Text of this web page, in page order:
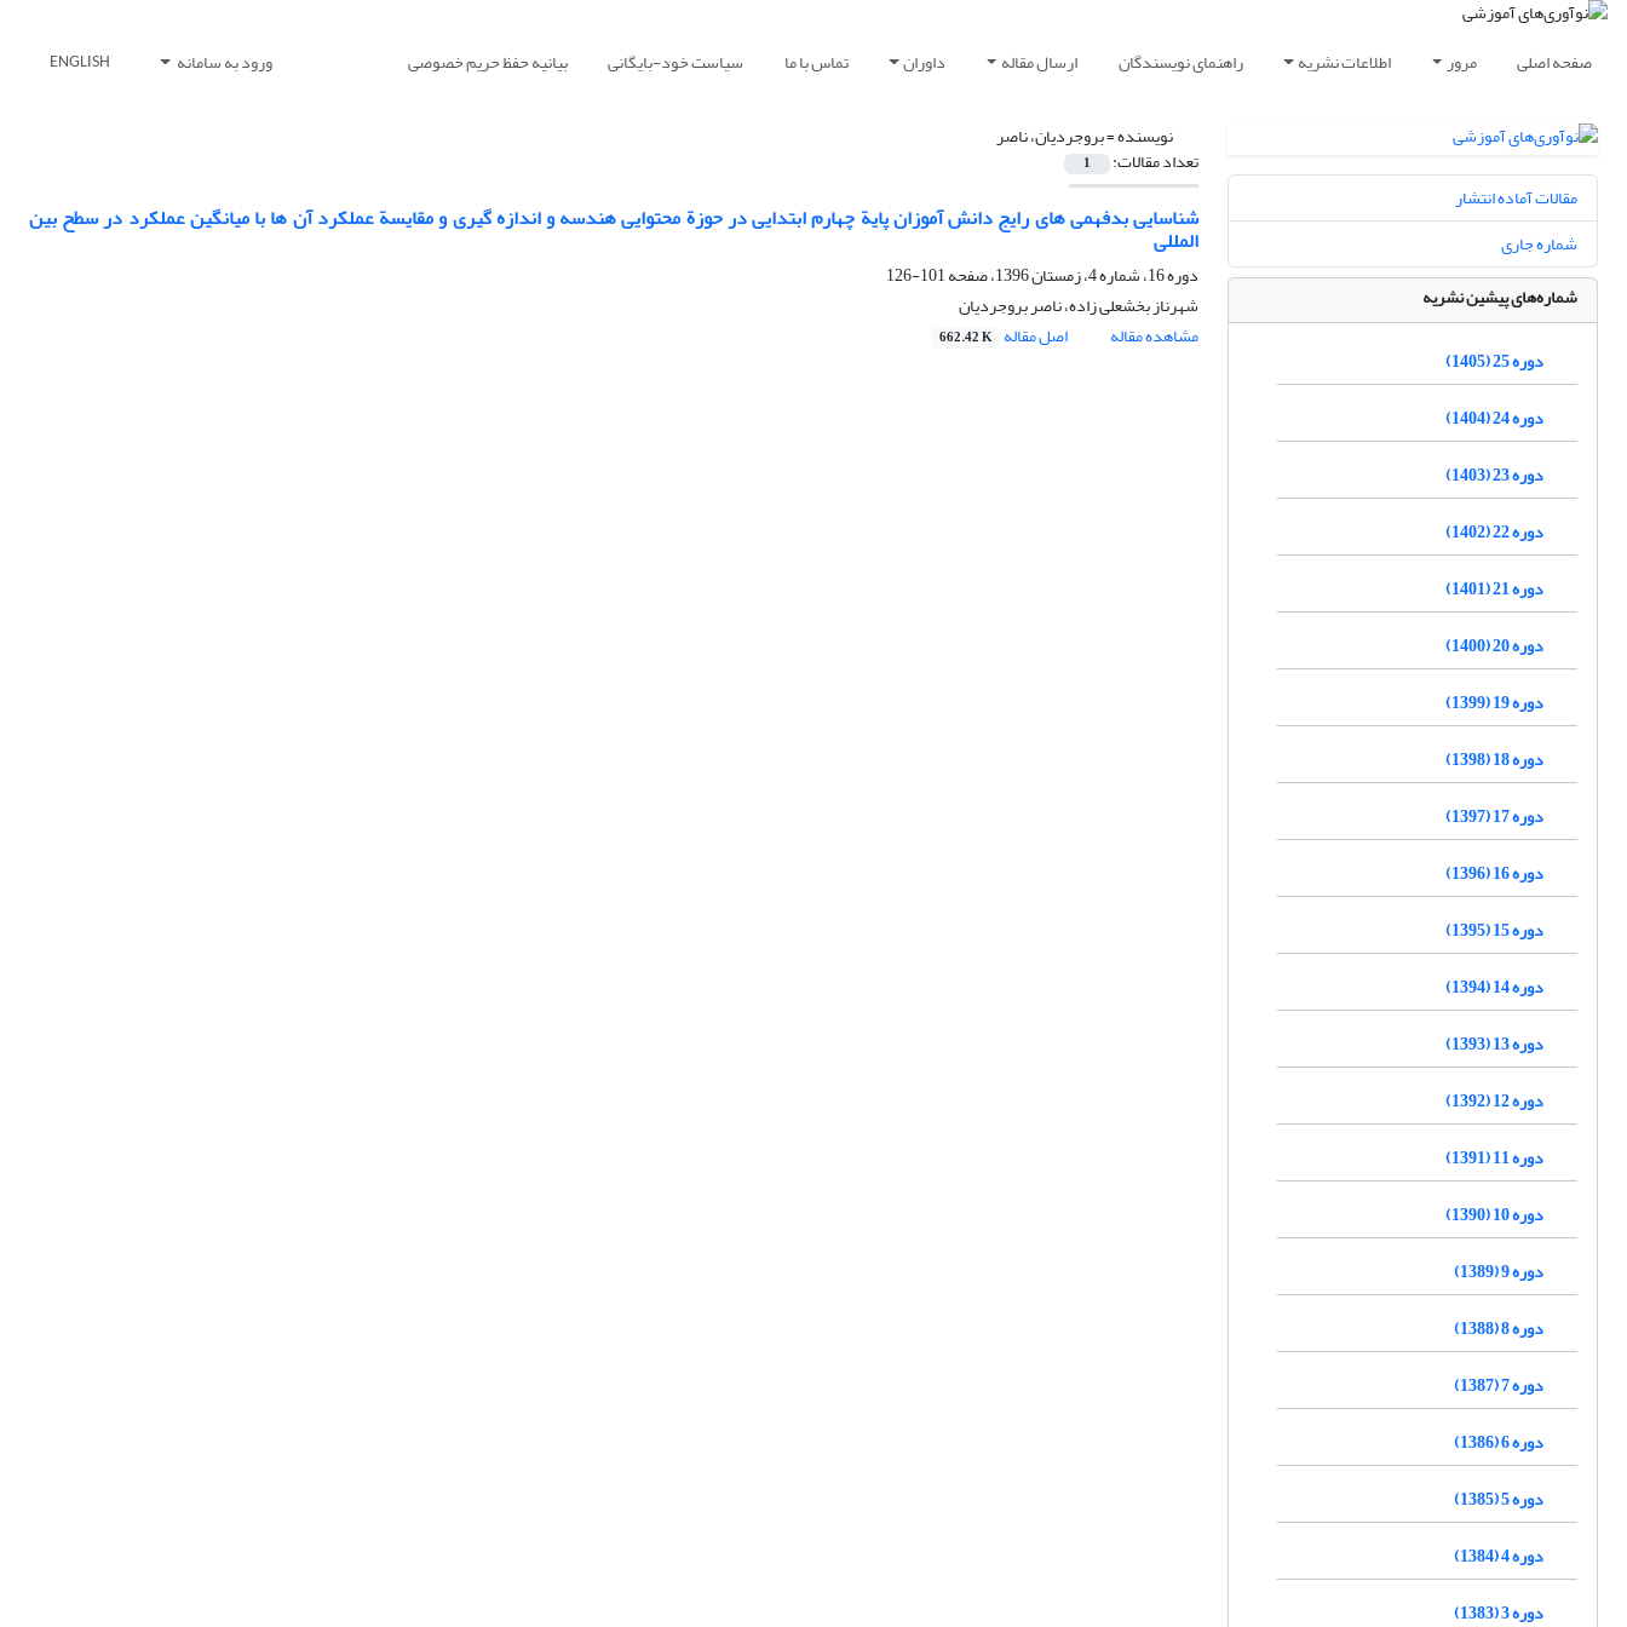
صفحه اصلی مرور اطلاعات نشریه راهنمای نویسندگان ارسال مقاله داوران تماس با ما سیاست خود-بایگانی بیانیه حفظ حریم خصوصی ورود به سامانه ENGLISH
نویسنده =بروجردیان، ناصر
تعداد مقالات: 1
شناسایی بدفهمی های رایج دانش آموزان پایة چهارم ابتدایی در حوزة محتوایی هندسه و اندازه گیری و مقایسة عملکرد آن ها با میانگین عملکرد در سطح بین
المللی
دوره 16، شماره 4، زمستان 1396، صفحه
101-126
شهرناز بخشعلی زاده، ناصر بروجردیان
مشاهده مقاله
اصل مقاله 662.42 K
مقالات آماده انتشار
شماره جاری
شماره‌های پیشین نشریه
دوره 25 (1405)
دوره 24 (1404)
دوره 23 (1403)
دوره 22 (1402)
دوره 21 (1401)
دوره 20 (1400)
دوره 19 (1399)
دوره 18 (1398)
دوره 17 (1397)
دوره 16 (1396)
دوره 15 (1395)
دوره 14 (1394)
دوره 13 (1393)
دوره 12 (1392)
دوره 11 (1391)
دوره 10 (1390)
دوره 9 (1389)
دوره 8 (1388)
دوره 7 (1387)
دوره 6 (1386)
دوره 5 (1385)
دوره 4 (1384)
دوره 3 (1383)